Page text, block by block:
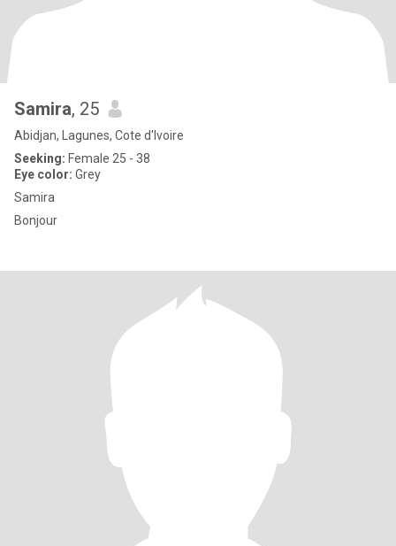
Samira, 25
Abidjan, Lagunes, Cote d'Ivoire
Seeking: Female 25 - 38
Eye color: Grey
Samira
Bonjour